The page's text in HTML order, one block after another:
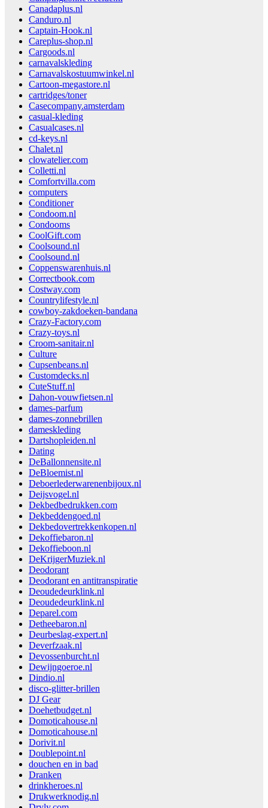
Canadaplus.nl
Canduro.nl
Captain-Hook.nl
Careplus-shop.nl
Cargoods.nl
carnavalskleding
Carnavalskostuumwinkel.nl
Cartoon-megastore.nl
cartridges/toner
Casecompany.amsterdam
casual-kleding
Casualcases.nl
cd-keys.nl
Chalet.nl
clowatelier.com
Colletti.nl
Comfortvilla.com
computers
Conditioner
Condoom.nl
Condooms
CoolGift.com
Coolsound.nl
Coolsound.nl
Coppenswarenhuis.nl
Correctbook.com
Costway.com
Countrylifestyle.nl
cowboy-zakdoeken-bandana
Crazy-Factory.com
Crazy-toys.nl
Croom-sanitair.nl
Culture
Cupsenbeans.nl
Customdecks.nl
CuteStuff.nl
Dahon-vouwfietsen.nl
dames-parfum
dames-zonnebrillen
dameskleding
Dartshopleiden.nl
Dating
DeBallonnensite.nl
DeBloemist.nl
Deboerlederwarenenbijoux.nl
Deijsvogel.nl
Dekbedbedrukken.com
Dekbeddengoed.nl
Dekbedovertrekkenkopen.nl
Dekoffiebaron.nl
Dekoffieboon.nl
DeKrijgerMuziek.nl
Deodorant
Deodorant en antitranspiratie
Deoudedeurklink.nl
Deoudedeurklink.nl
Deparel.com
Detheebaron.nl
Deurbeslag-expert.nl
Deverfzaak.nl
Devossenburcht.nl
Dewijngoeroe.nl
Dindio.nl
disco-glitter-brillen
DJ Gear
Doehetbudget.nl
Domoticahouse.nl
Domoticahouse.nl
Dorivit.nl
Doublepoint.nl
douchen en in bad
Dranken
drinkheroes.nl
Drukwerknodig.nl